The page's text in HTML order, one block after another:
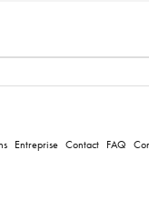
Entreprise Contact FAQ